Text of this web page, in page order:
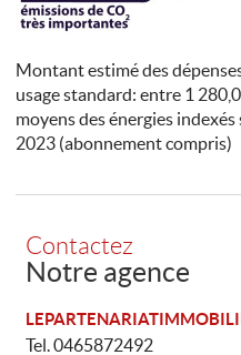
Montant estimé des
usage standard: entre 1
moyens des énergies
2023 (abonnement compris)
Contactez
Notre agence
Tel.0465872492